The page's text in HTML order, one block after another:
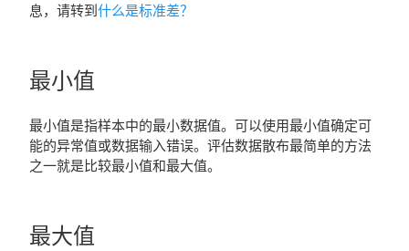
息，请转到什么是标准差？
最小值
最小值是指样本中的最小数据值。可以使用最小值确定可
能的异常值或数据输入错误。评估数据散布最简单的方法
之一就是比较最小值和最大值。
最大值